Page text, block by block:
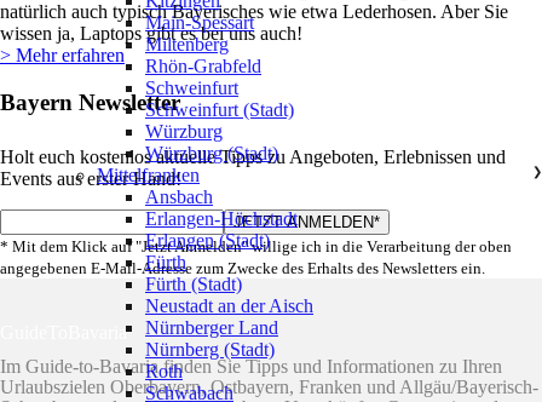
natürlich auch typisch Bayerisches wie etwa Lederhosen. Aber Sie
wissen ja, Laptops gibt es bei uns auch!
> Mehr erfahren
Bayern Newsletter
Holt euch kostenlos aktuelle Tipps zu Angeboten, Erlebnissen und
Events aus erster Hand!
* Mit dem Klick auf "Jetzt Anmelden" willige ich in die Verarbeitung der oben
angegebenen E-Mail-Adresse zum Zwecke des Erhalts des Newsletters ein.
GuideToBavaria
Im Guide-to-Bavaria finden Sie Tipps und Informationen zu Ihren
Urlaubszielen Oberbayern, Ostbayern, Franken und Allgäu/Bayerisch-
Main-Spessart
Miltenberg
Rhön-Grabfeld
Schweinfurt
Schweinfurt (Stadt)
Würzburg
Würzburg (Stadt)
Mittelfranken
❯
Ansbach
Erlangen-Höchstadt
Erlangen (Stadt)
Fürth
Fürth (Stadt)
Neustadt an der Aisch
Nürnberger Land
Nürnberg (Stadt)
Roth
Schwabach